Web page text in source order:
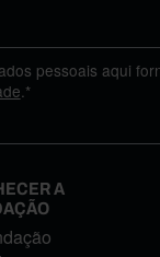
pessoais aqui
.*
A